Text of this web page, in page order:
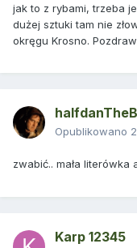
jak to z rybami, trzeba
dużej sztuki tam nie
okręgu Krosno.
Opublikowano
zwabić.. mała literówka
Karp 12345